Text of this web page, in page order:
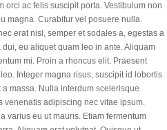
ac felis suscipit porta. Vestibulum non
magna. Curabitur vel posuere nulla.
erat nisl, semper et sodales a, egestas a
eu aliquet quam leo in ante. Aliquam
mi. Proin a rhoncus elit. Praesent
Integer magna risus, suscipit id lobortis
massa. Nulla interdum scelerisque
venenatis adipiscing nec vitae ipsum.
varius eu ut mauris. Etiam fermentum